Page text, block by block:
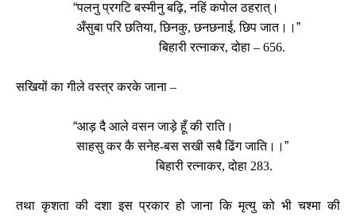
“पलनु प्रगटि बस्मीनु बढ़ि, नहिं कपोल ठहरात्।
अँसुबा परि छतिया, छिनकु, छनछनाई, छिप जात।। ”
बिहारी रत्नाकर, दोहा – 656.
सखियों का गीले वस्त्र करके जाना –
“आड़ दै आले वसन जाड़े हूँ की राति।
साहसु कर कै सनेह-बस सखी सबै ढिंग जाति।। ”
बिहारी रत्नाकर, दोहा 283.
तथा कृशता की दशा इस प्रकार हो जाना कि मृत्यु को भी चश्मा की